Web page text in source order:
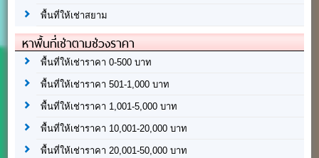
พื้นที่ให้เช่าสยาม
หาพื้นที่เช่าตามช่วงราคา
พื้นที่ให้เช่าราคา 0-500 บาท
พื้นที่ให้เช่าราคา 501-1,000 บาท
พื้นที่ให้เช่าราคา 1,001-5,000 บาท
พื้นที่ให้เช่าราคา 10,001-20,000 บาท
พื้นที่ให้เช่าราคา 20,001-50,000 บาท